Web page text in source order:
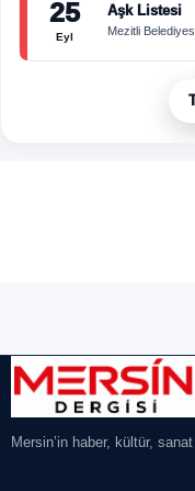
25
Eyl
Aşk Listesi
Mezitli
Mersin’in haber, kültür,